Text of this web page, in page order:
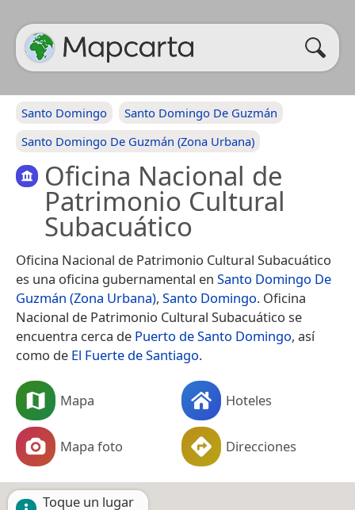
Santo Domingo
Santo Domingo De Guzmán
Santo Domingo De Guzmán (Zona Urbana)
Oficina Nacional de
Patrimonio Cultural
Subacuático
Oficina Nacional de Patrimonio Cultural Subacuático
es una oficina gubernamental en Santo Domingo De
Guzmán (Zona Urbana), Santo Domingo. Oficina
Nacional de Patrimonio Cultural Subacuático se
encuentra cerca de Puerto de Santo Domingo, así
como de El Fuerte de Santiago.
Mapa Hoteles
Mapa foto Direcciones
Toque un lugar